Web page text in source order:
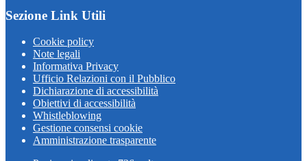
Sezione Link Utili
Cookie policy
Note legali
Informativa Privacy
Ufficio Relazioni con il Pubblico
Dichiarazione di accessibilità
Obiettivi di accessibilità
Whistleblowing
Gestione consensi cookie
Amministrazione trasparente